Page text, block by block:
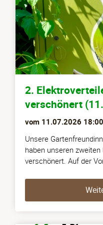
2.
verschönert
vom 11.07.2026 18:00
Unsere
haben unseren
verschönert. Auf der